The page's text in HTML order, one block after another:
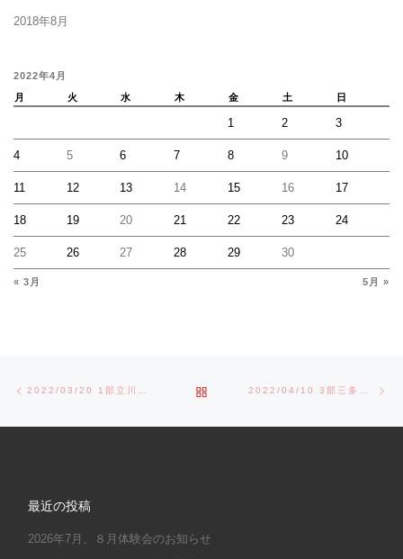
2018年8月
2022年4月
月
火 水 木 金 土 日
« 3月 5月 »
1 2 3
4 5 6 7 8 9 10
11 12 13 14 15 16 17
18 19 20 21 22 23 24
25 26 27 28 29 30
Post navigation
2022/03/20 1部立川大会開会式 BACK TO POST LIST 2022/04/10 3部三多摩大会
最近の投稿
2026年7月、８月体験会のお知らせ